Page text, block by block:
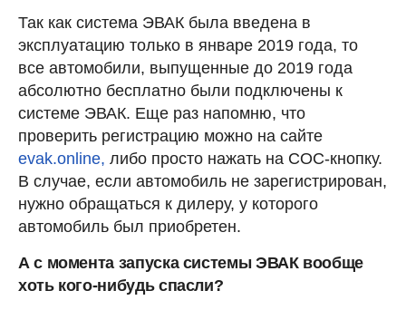
Так как система ЭВАК была введена в
эксплуатацию только в январе 2019 года, то
все автомобили, выпущенные до 2019 года
абсолютно бесплатно были подключены к
системе ЭВАК. Еще раз напомню, что
проверить регистрацию можно на сайте
evak.online, либо просто нажать на СОС-кнопку.
В случае, если автомобиль не зарегистрирован,
нужно обращаться к дилеру, у которого
автомобиль был приобретен.
А с момента запуска системы ЭВАК вообще
хоть кого-нибудь спасли?